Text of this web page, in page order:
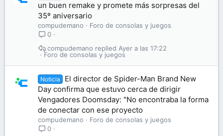
un buen remake y promete más sorpresas del
35º aniversario
compudemano
Foro de consolas y juegos
0
Foro de consolas y juegos
Ayer a las 17:22
compudemano
Noticia
El director de Spider-Man Brand New
Day confirma que estuvo cerca de dirigir
Vengadores Doomsday: "No encontraba la forma
de conectar con ese proyecto
compudemano
Foro de consolas y juegos
0